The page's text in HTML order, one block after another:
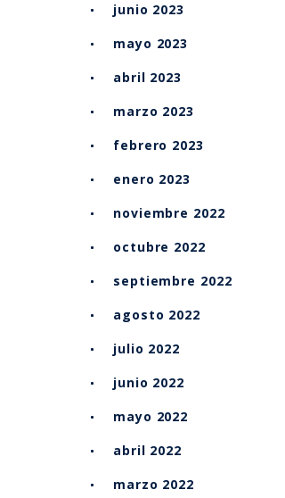
junio 2023
mayo 2023
abril 2023
marzo 2023
febrero 2023
enero 2023
noviembre 2022
octubre 2022
septiembre 2022
agosto 2022
julio 2022
junio 2022
mayo 2022
abril 2022
marzo 2022